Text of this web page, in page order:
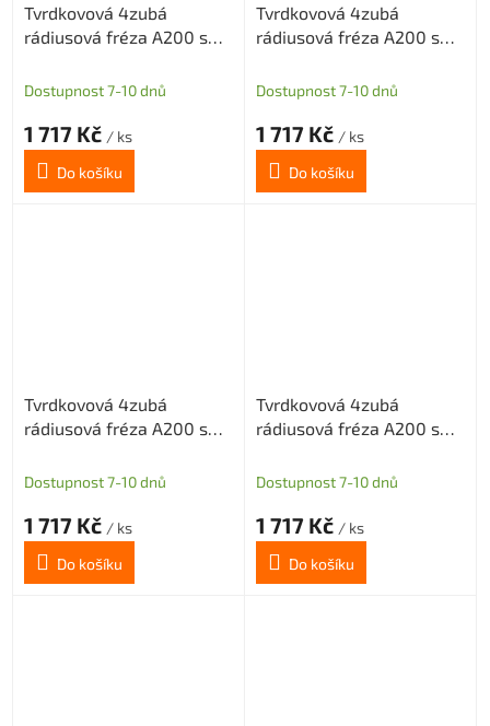
Tvrdkovová 4zubá
rádiusová fréza A200 s
pro grafit průměr 4 R0,5
Dostupnost 7-10 dnů
1 717 Kč / ks
Do košíku
Tvrdkovová 4zubá
rádiusová fréza A200 s
pro grafit průměr 4 R1
Dostupnost 7-10 dnů
1 717 Kč / ks
Do košíku
Tvrdkovová 4zubá
rádiusová fréza A200 s
pro grafit průměr 5 R0,5
Dostupnost 7-10 dnů
1 717 Kč / ks
Do košíku
Tvrdkovová 4zubá
rádiusová fréza A200 s
pro grafit průměr 5 R1
Dostupnost 7-10 dnů
1 717 Kč / ks
Do košíku